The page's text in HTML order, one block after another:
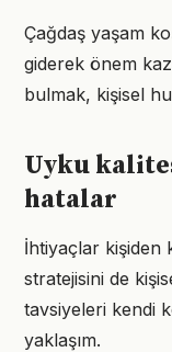
Çağdaş yaşam
giderek önem
bulmak, kişisel
Uyku
hatalar
İhtiyaçlar kişiden
stratejisini de
tavsiyeleri kendi
yaklaşım.